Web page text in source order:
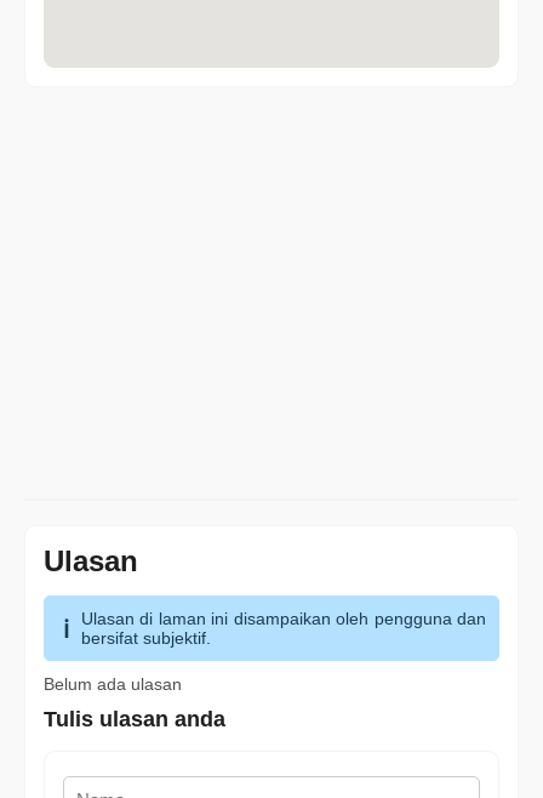
Ulasan
Ulasan di laman ini disampaikan oleh pengguna dan
bersifat subjektif.
Belum ada ulasan
Tulis ulasan anda